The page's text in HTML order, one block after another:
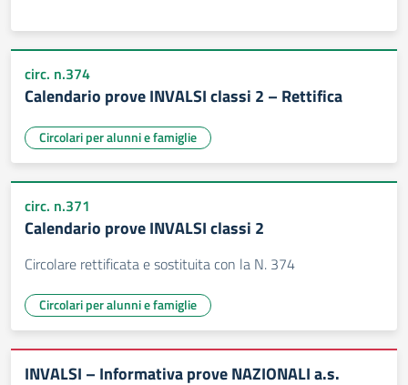
circ. n.374
Calendario prove INVALSI classi 2 – Rettifica
Circolari per alunni e famiglie
circ. n.371
Calendario prove INVALSI classi 2
Circolare rettificata e sostituita con la N. 374
Circolari per alunni e famiglie
INVALSI – Informativa prove NAZIONALI a.s.